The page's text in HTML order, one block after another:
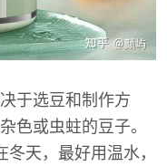
于选豆和制作方
色或虫蛀的豆子。
天，最好用温水，